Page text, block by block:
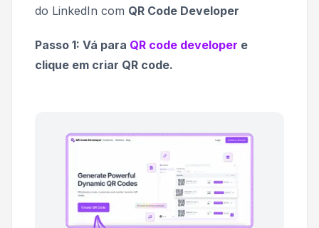
do LinkedIn com QR Code Developer
Passo 1: Vá para QR code developer e
clique em criar QR code.